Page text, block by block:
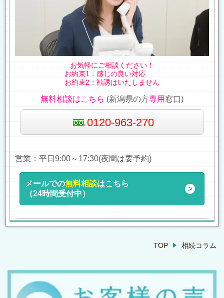
お気軽にご相談ください！
お約束1：感じの良い対応
お約束2：勧誘はいたしません
無料相談はこちら (新潟県の方専用 窓口)
0120-963-270
営業：平日9:00～17:30(夜間は要予約)
メールでの無料相談はこちら
（24時間受付中）
TOP 相続コラム